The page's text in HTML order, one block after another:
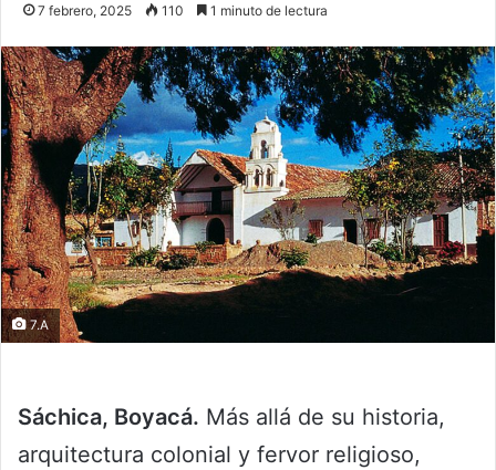
7 febrero, 2025 110 1 minuto de lectura
7.A
Sáchica, Boyacá. Más allá de su historia,
arquitectura colonial y fervor religioso,